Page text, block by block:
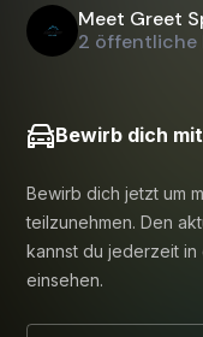
Meet Greet
2 öffentliche
Bewirb dich
Bewirb dich jetzt um
teilzunehmen. Den
kannst du jederzeit
einsehen.